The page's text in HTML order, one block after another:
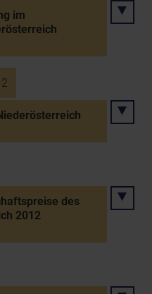
im
des
2012